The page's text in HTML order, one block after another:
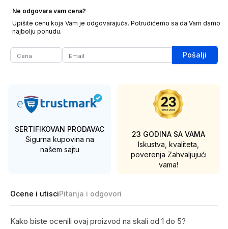
Ne odgovara vam cena?
Upišite cenu koja Vam je odgovarajuća. Potrudićemo sa da Vam damo
najbolju ponudu.
Pošalji
SERTIFIKOVAN PRODAVAC
Sigurna kupovina na
našem sajtu
23 GODINA SA VAMA
Iskustva, kvaliteta,
poverenja Zahvaljujući
vama!
Ocene i utisciPitanja i odgovori
Kako biste ocenili ovaj proizvod na skali od 1 do 5?